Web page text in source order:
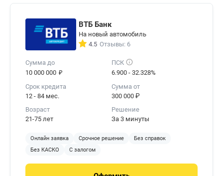
ВТБ Банк
На новый автомобиль
4.5 Отзывы: 6
Сумма до
10 000 000 ₽
ПСК
6.900 - 32.328%
Срок кредита
12 - 84 мес.
Сумма от
300 000 ₽
Возраст
21-75 лет
Решение
За 3 минуты
Онлайн заявка Срочное решение
Без справок
Без КАСКО
С залогом